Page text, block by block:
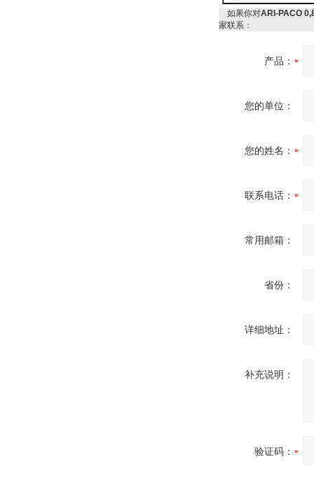
如果你对ARI-PACO
家联系：
产品：
您的单位：
您的姓名：
联系电话：
常用邮箱：
省份：
详细地址：
补充说明：
验证码：